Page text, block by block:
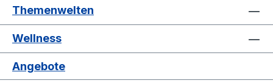
Themenwelten
Wellness
Angebote